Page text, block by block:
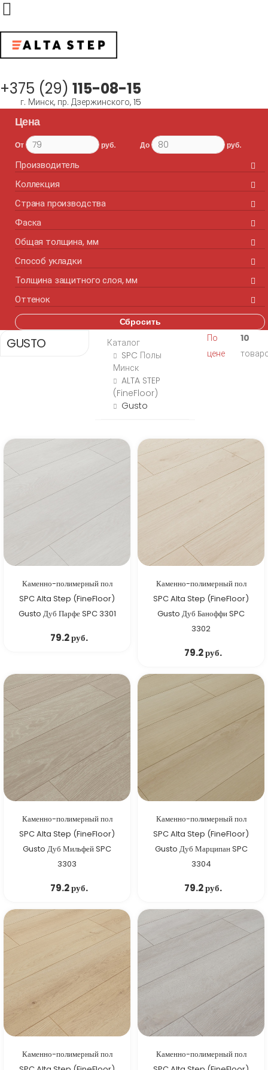
Меню
+375 (29) 115-08-15
г. Минск, пр. Дзержинского, 15
Цена
От руб. До руб.
Производитель
Коллекция
Страна производства
Фаска
Общая толщина, мм
Способ укладки
Толщина защитного слоя, мм
Оттенок
Сбросить
GUSTO
Каталог
SPC Полы
Минск
ALTA STEP
(FineFloor)
Gusto
По
цене
10
Каменно-полимерный пол
SPC Alta Step (FineFloor)
Gusto Дуб Парфе SPC 3301
79.2 руб.
Каменно-полимерный пол
SPC Alta Step (FineFloor)
Gusto Дуб Баноффи SPC
3302
79.2 руб.
Каменно-полимерный пол
SPC Alta Step (FineFloor)
Gusto Дуб Мильфей SPC
3303
79.2 руб.
Каменно-полимерный пол
SPC Alta Step (FineFloor)
Gusto Дуб Марципан SPC
3304
79.2 руб.
Каменно-полимерный пол
Каменно-полимерный пол